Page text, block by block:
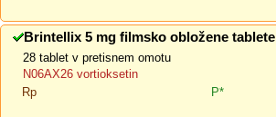
Brintellix 5 mg filmsko obložene tablete
28 tablet v pretisnem omotu
N06AX26 vortioksetin
Rp
P*